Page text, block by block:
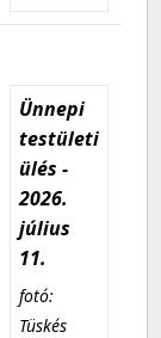
Ünnepi
testületi
ülés -
2026.
július
11.
fotó:
Tüskés